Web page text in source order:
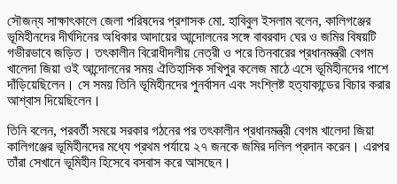
সৌজন্য সাক্ষাৎকালে জেলা পরিষদের প্রশাসক মো. হাবিবুল ইসলাম বলেন, কালিগঞ্জের
ভূমিহীনদের দীর্ঘদিনের অধিকার আদায়ের আন্দোলনের সঙ্গে বাবরবাদ ঘের ও জমির বিষয়টি
গভীরভাবে জড়িত। তৎকালীন বিরোধীদলীয় নেত্রী ও পরে তিনবারের প্রধানমন্ত্রী বেগম
খালেদা জিয়া ওই আন্দোলনের সময় ঐতিহাসিক সখিপুর কলেজ মাঠে এসে ভূমিহীনদের পাশে
দাঁড়িয়েছিলেন। সে সময় তিনি ভূমিহীনদের পুনর্বাসন এবং সংশ্লিষ্ট হত্যাকান্ডের বিচার করার
আশ্বাস দিয়েছিলেন।
তিনি বলেন, পরবর্তী সময়ে সরকার গঠনের পর তৎকালীন প্রধানমন্ত্রী বেগম খালেদা জিয়া
কালিগঞ্জের ভূমিহীনদের মধ্যে প্রথম পর্যায়ে ২৭ জনকে জমির দলিল প্রদান করেন। এরপর
তাঁরা সেখানে ভূমিহীন হিসেবে বসবাস করে আসছেন।